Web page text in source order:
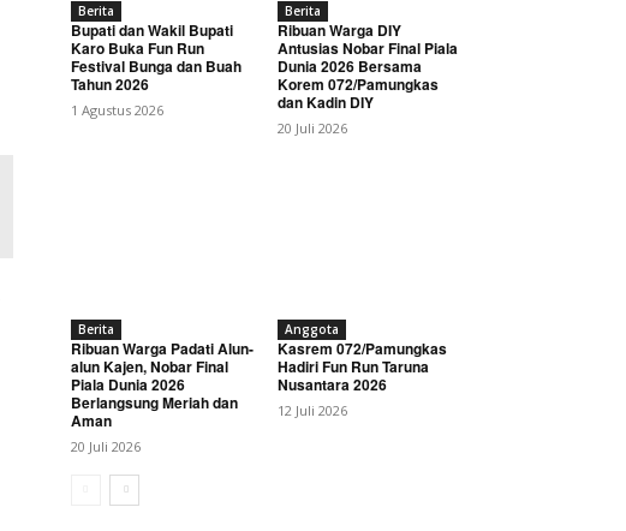
Berita
Bupati dan Wakil Bupati
Karo Buka Fun Run
Festival Bunga dan Buah
Tahun 2026
1 Agustus 2026
Berita
Ribuan Warga DIY
Antusias Nobar Final Piala
Dunia 2026 Bersama
Korem 072/Pamungkas
dan Kadin DIY
20 Juli 2026
Berita
Ribuan Warga Padati Alun-
alun Kajen, Nobar Final
Piala Dunia 2026
Berlangsung Meriah dan
Aman
20 Juli 2026
Anggota
Kasrem 072/Pamungkas
Hadiri Fun Run Taruna
Nusantara 2026
12 Juli 2026